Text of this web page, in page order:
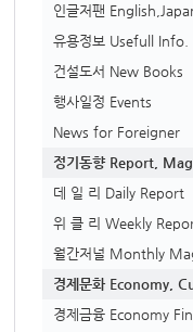
인글저팬
유용정보 Usefull Info.
건설도서 New Books
행사일정 Events
News for Foreigner
정기동향 Report,
데 일 리 Daily Report
위 클 리 Weekly
월간저널 Monthly
경제문화 Economy,
경제금융 Economy